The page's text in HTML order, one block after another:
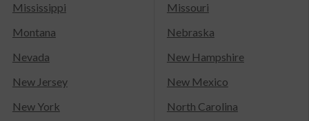
Mississippi
Missouri
Montana
Nebraska
Nevada
New Hampshire
New Jersey
New Mexico
New York
North Carolina